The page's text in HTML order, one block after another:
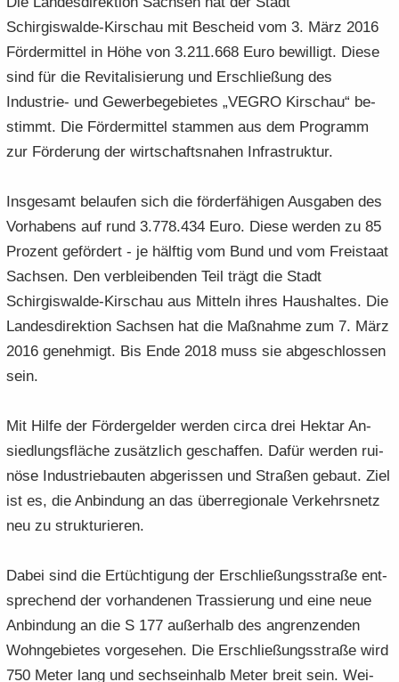
n
­
d
e
N
­
i
­
­
t
i
­
n
o
n
i
­
o
n
n
­
d
e
­
i
a
­
t
i
n
a
t
i
­
o
Schirgiswalde-​Kirschau mit Be­scheid vom 3. März 2016
För­der­mit­tel in Höhe von 3.211.668 Euro be­wil­ligt. Diese
sind für die Re­vi­ta­li­sie­rung und Er­schlie­ßung des
Industrie-​ und Ge­wer­be­ge­bie­tes „VEGRO Kirschau“ be­
stimmt. Die För­der­mit­tel stam­men aus dem Pro­gramm
zur För­de­rung der wirt­schafts­na­hen In­fra­struk­tur.
Ins­ge­samt be­lau­fen sich die för­der­fä­hi­gen Aus­ga­ben des
Vor­ha­bens auf rund 3.778.434 Euro. Diese wer­den zu 85
Pro­zent ge­för­dert - je hälf­tig vom Bund und vom Frei­staat
Sach­sen. Den ver­blei­ben­den Teil trägt die Stadt
Schirgiswalde-​Kirschau aus Mit­teln ihres Haus­hal­tes. Die
Lan­des­di­rek­ti­on Sach­sen hat die Maß­nah­me zum 7. März
2016 ge­neh­migt. Bis Ende 2018 muss sie ab­ge­schlos­sen
sein.
Mit Hilfe der För­der­gel­der wer­den circa drei Hekt­ar An­
sied­lungs­flä­che zu­sätz­lich ge­schaf­fen. Dafür wer­den rui­
nö­se In­dus­trie­bau­ten ab­ge­ris­sen und Stra­ßen ge­baut. Ziel
ist es, die An­bin­dung an das über­re­gio­na­le Ver­kehrs­netz
neu zu struk­tu­rie­ren.
Dabei sind die Er­tüch­ti­gung der Er­schlie­ßungs­stra­ße ent­
spre­chend der vor­han­de­nen Tras­sie­rung und eine neue
An­bin­dung an die S 177 au­ßer­halb des an­gren­zen­den
Wohn­ge­bie­tes vor­ge­se­hen. Die Er­schlie­ßungs­stra­ße wird
750 Meter lang und sechs­ein­halb Meter breit sein. Wei­
a
­
t
i